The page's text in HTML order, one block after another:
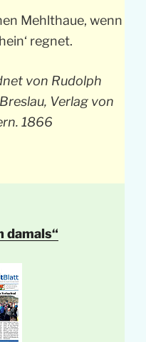
Mehlthaue, wenn
regnet.
von Rudolph
Verlag von
1866
damals“